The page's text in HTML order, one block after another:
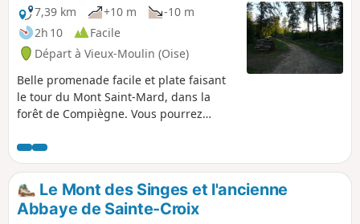
7,39 km +10 m
-10 m
2h 10
Facile
Départ à Vieux-Moulin (Oise)
Belle promenade facile et plate faisant
le tour du Mont Saint-Mard, dans la
forêt de Compiègne. Vous pourrez
plusieurs points de vue, découvrir des
arbres remarquables et vous désaltérer
à la Fontaine Maitre Jean. Deux accès en
voiture sont possibles dont l'un voisin
d'une aire de pique-nique ombragée.
Le Mont des Singes et l'ancienne
Abbaye de Sainte-Croix